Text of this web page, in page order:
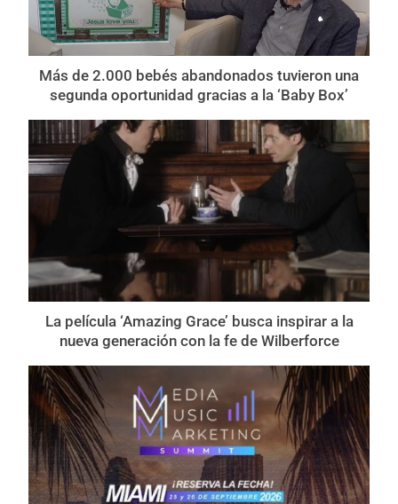
Más de 2.000 bebés abandonados tuvieron una
segunda oportunidad gracias a la ‘Baby Box’
La película ‘Amazing Grace’ busca inspirar a la
nueva generación con la fe de Wilberforce